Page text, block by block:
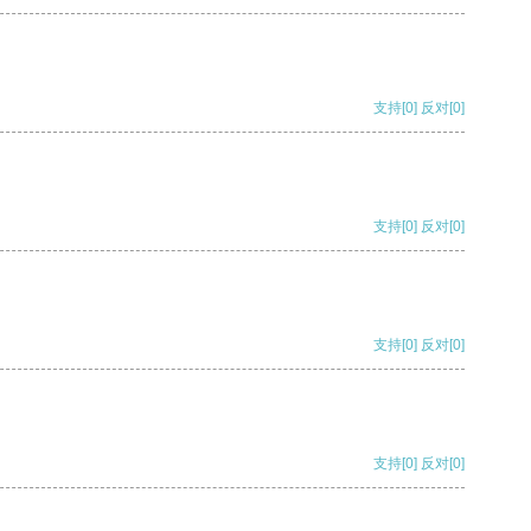
支持[0] 反对[0]
支持[0] 反对[0]
支持[0] 反对[0]
支持[0] 反对[0]